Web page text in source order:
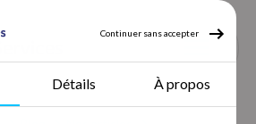
Continuer sans accepter
Détails À propos